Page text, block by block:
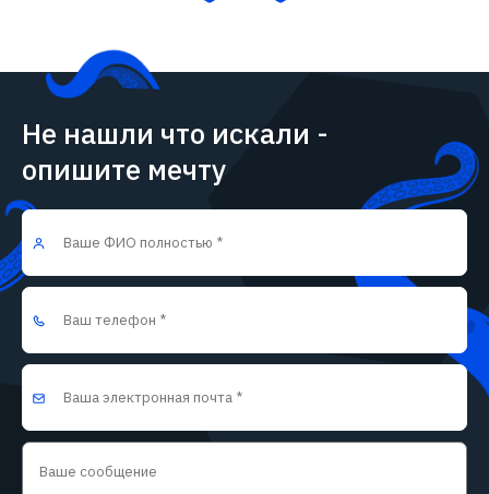
Не нашли что искали -
опишите мечту